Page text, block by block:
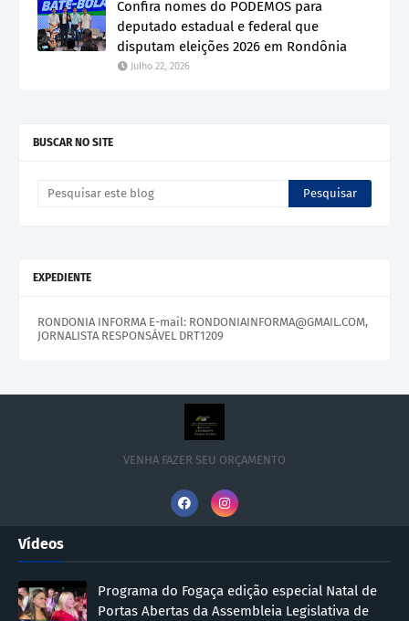
Confira nomes do PODEMOS para
deputado estadual e federal que
disputam eleições 2026 em Rondônia
Julho 22, 2026
BUSCAR NO SITE
EXPEDIENTE
RONDONIA INFORMA E-mail: RONDONIAINFORMA@GMAIL.COM,
JORNALISTA RESPONSÁVEL DRT1209
VENHA FAZER SEU ORÇAMENTO
Vídeos
Programa do Fogaça edição especial Natal de
Portas Abertas da Assembleia Legislativa de